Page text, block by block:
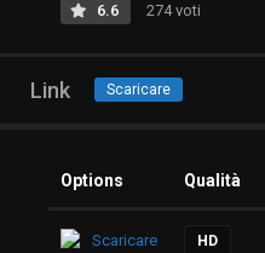
6.6 274 voti
Link Scaricare
Options Qualità
Scaricare HD